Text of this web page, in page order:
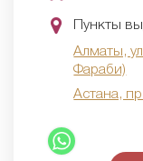
Пункты
Алматы,
Фараби)
Астана,